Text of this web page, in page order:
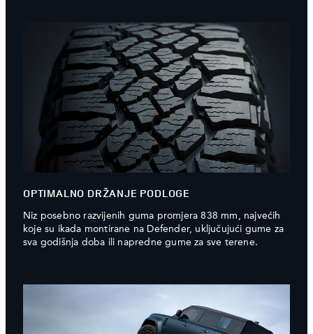
OPTIMALNO DRŽANJE PODLOGE
Niz posebno razvijenih guma promjera 838 mm, najvećih
koje su ikada montirane na Defender, uključujući gume za
sva godišnja doba ili napredne gume za sve terene.